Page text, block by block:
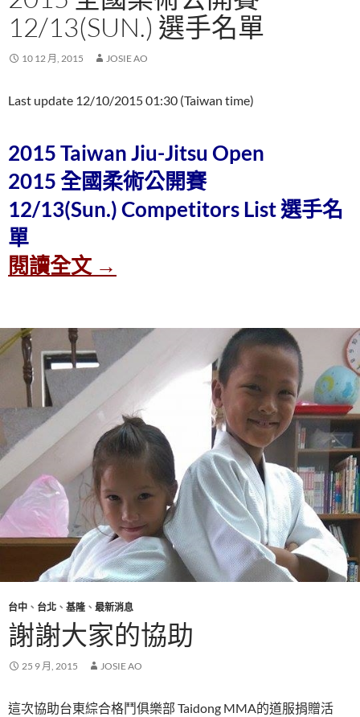
12/13(SUN.) 選手名單
10 12 月, 2015 JOSIE AO
Last update 12/10/2015 01:30 (Taiwan time)
2015 Taiwan Jiu-Jitsu Open
2015 全國柔術公開賽
12/13(Sun.) Competitors List 選手名
單
閱讀全文 2015 全國柔術公開賽 12/
→
台中 、 台北 、 基隆、 最新消息
謝謝大家的協助
25 9 月, 2015 JOSIE AO
這次協助台東綜合格鬥俱樂部 Taidong MMA的道服捐贈活